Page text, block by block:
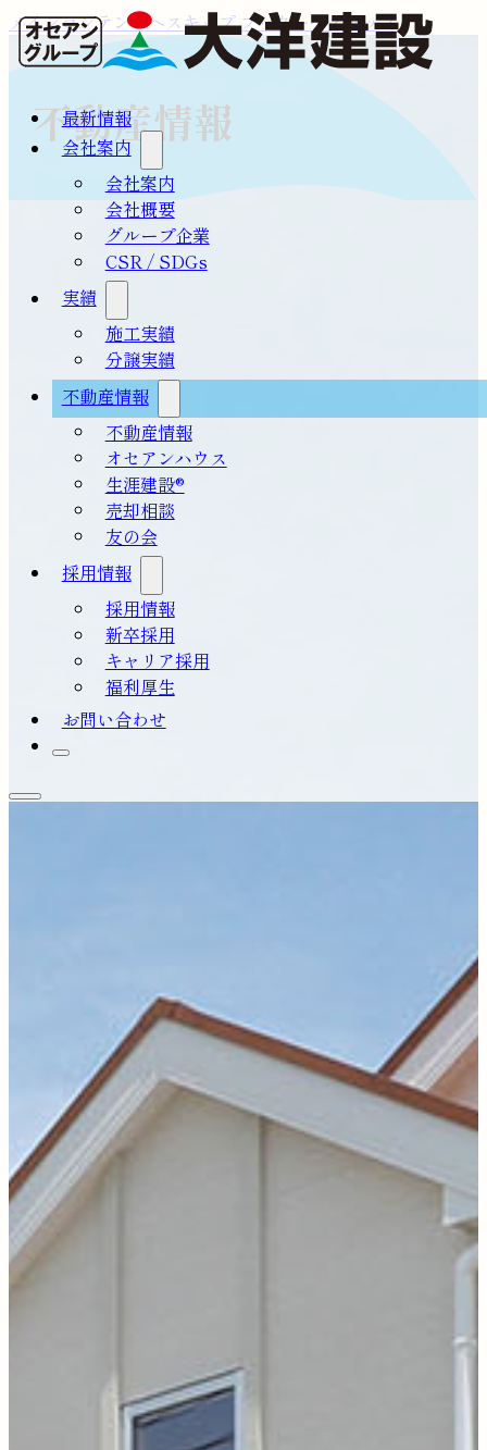
メインコンテンツへスキップフッターへスキップ
最新情報
会社案内
会社案内
会社概要
グループ企業
CSR / SDGs
実績
施工実績
分譲実績
不動産情報
不動産情報
オセアンハウス
生涯建設®
売却相談
友の会
採用情報
採用情報
新卒採用
キャリア採用
福利厚生
お問い合わせ
不動産情報